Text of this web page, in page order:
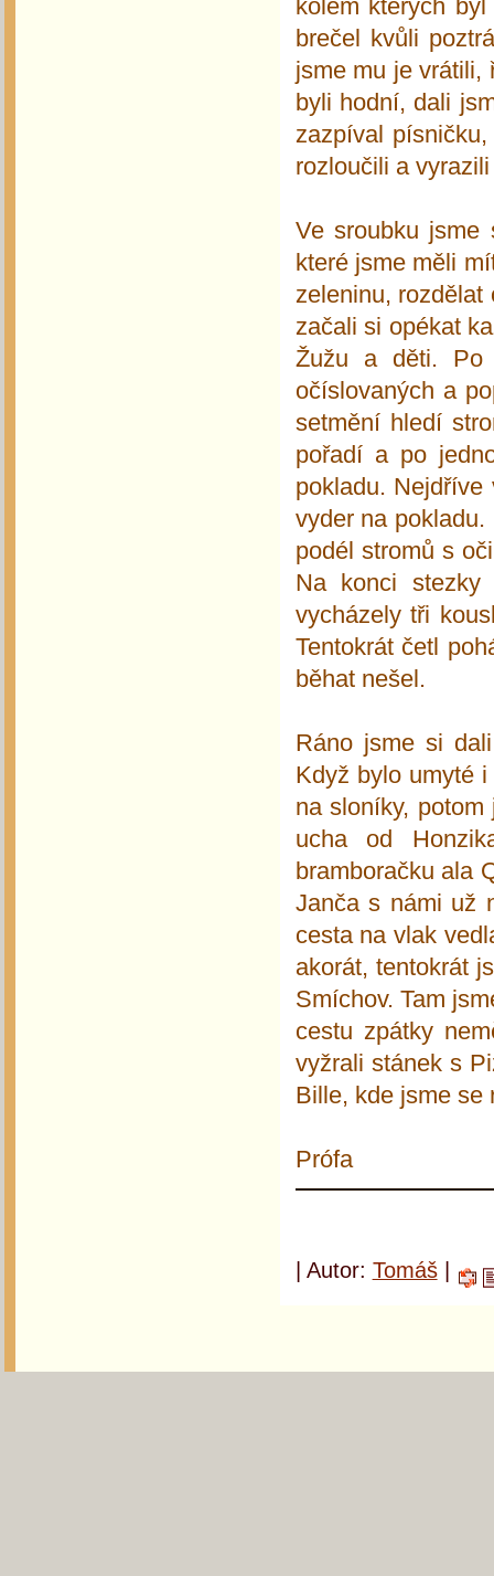
kolem kterých
brečel kvůli
jsme mu je vrátili,
byli hodní, dali
zazpíval
rozloučili a
Ve sroubku jsme
které jsme měli
zeleninu,
začali si opékat
Žužu a děti.
očíslovaných a
setmění hledí
pořadí a po
pokladu.
vyder na
podél stromů s
Na konci stezky
vycházely tři
Tentokrát četl
běhat nešel.
Ráno jsme si
Když bylo umyté
na sloníky,
ucha od
bramboračku ala
Janča s námi už
cesta na vlak
akorát, tentokrát
Smíchov. Tam
cestu zpátky
vyžrali stánek s
Bille, kde jsme se
Prófa
| Autor: Tomáš|